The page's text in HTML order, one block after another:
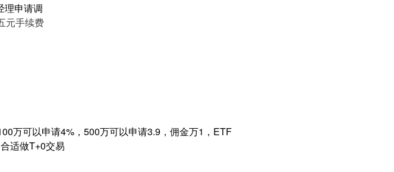
理申请调
元手续费
万可以申请4%，500万可以申请3.9，佣金万1，ETF
适做T+0交易